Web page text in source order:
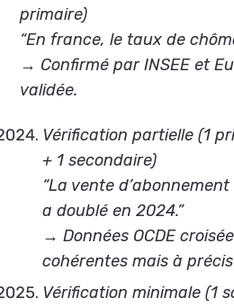
primaire)
“En france, le taux de
→ Confirmé par INSEE et
validée.
Vérification partielle (1
+ 1 secondaire)
“La vente
a doublé en 2024.”
→ Données OCDE
cohérentes mais à
Vérification minimale (1